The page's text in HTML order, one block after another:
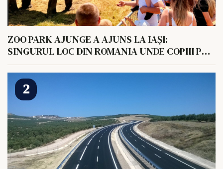
ZOO PARK AJUNGE A AJUNS LA IAȘI:
SINGURUL LOC DIN ROMANIA UNDE COPIII POT
HRANI UN ELEFANT